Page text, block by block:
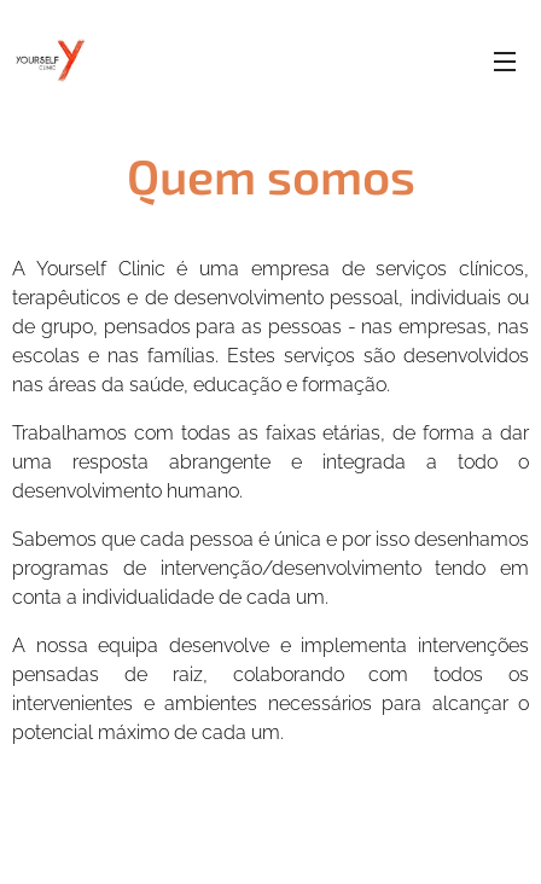
Quem somos
A Yourself Clinic é uma empresa de serviços clínicos,
terapêuticos e de desenvolvimento pessoal, individuais ou
de grupo, pensados para as pessoas - nas empresas, nas
escolas e nas famílias. Estes serviços são desenvolvidos
nas áreas da saúde, educação e formação.
Trabalhamos com todas as faixas etárias, de forma a dar
uma resposta abrangente e integrada a todo o
desenvolvimento humano.
Sabemos que cada pessoa é única e por isso desenhamos
programas de intervenção/desenvolvimento tendo em
conta a individualidade de cada um.
A nossa equipa desenvolve e implementa intervenções
pensadas de raiz, colaborando com todos os
intervenientes e ambientes necessários para alcançar o
potencial máximo de cada um.